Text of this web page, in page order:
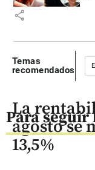
share
Temas
recomendados
Para seguir
La
agosto se
13,5%